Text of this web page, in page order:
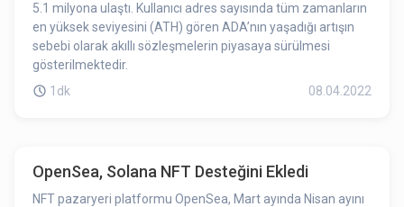
5.1 milyona ulaştı. Kullanıcı adres sayısında tüm zamanların
en yüksek seviyesini (ATH) gören ADA’nın yaşadığı artışın
sebebi olarak akıllı sözleşmelerin piyasaya sürülmesi
gösterilmektedir.
1dk
08.04.2022
OpenSea, Solana NFT Desteğini Ekledi
NFT pazaryeri platformu OpenSea, Mart ayında Nisan ayını